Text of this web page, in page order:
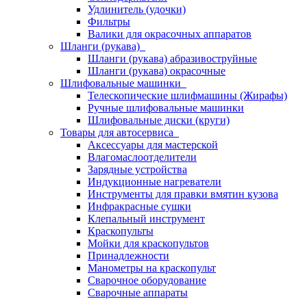
Удлинитель (удочки)
Фильтры
Валики для окрасочных аппаратов
Шланги (рукава)
Шланги (рукава) абразивоструйные
Шланги (рукава) окрасочные
Шлифовальные машинки
Телескопические шлифмашины (Жирафы)
Ручные шлифовальные машинки
Шлифовальные диски (круги)
Товары для автосервиса
Аксессуары для мастерской
Влагомаслоотделители
Зарядные устройства
Индукционные нагреватели
Инструменты для правки вмятин кузова
Инфракрасные сушки
Клепальный инструмент
Краскопульты
Мойки для краскопультов
Принадлежности
Манометры на краскопульт
Сварочное оборудование
Сварочные аппараты